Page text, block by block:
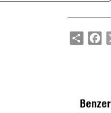
Dayanıklı kemik yapı
Share